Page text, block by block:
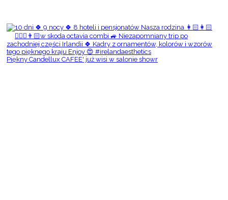
Piękny Candellux CAFEE' już wisi w salonie showr